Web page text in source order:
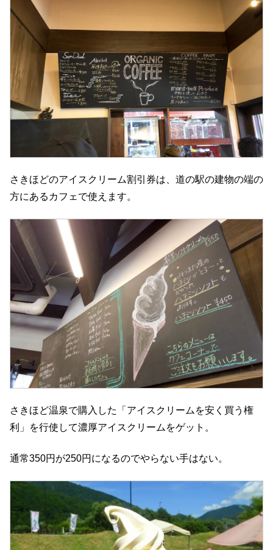
さきほどのアイスクリーム割引券は、道の駅の建物の端の
方にあるカフェで使えます。
さきほど温泉で購入した「アイスクリームを安く買う権
利」を行使して濃厚アイスクリームをゲット。
通常350円が250円になるのでやらない手はない。